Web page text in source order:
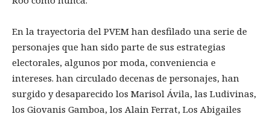
En la trayectoria del PVEM han desfilado una serie de
personajes que han sido parte de sus estrategias
electorales, algunos por moda, conveniencia e
intereses. han circulado decenas de personajes, han
surgido y desaparecido los Marisol Ávila, las Ludivinas,
los Giovanis Gamboa, los Alain Ferrat, Los Abigailes